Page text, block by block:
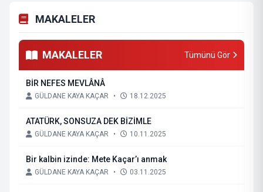
MAKALELER
MAKALELER Tümünü Gör
BİR NEFES MEVLÂNÂ
GÜLDANE KAYA KAÇAR • 18.12.2025
ATATÜRK, SONSUZA DEK BİZİMLE
GÜLDANE KAYA KAÇAR • 10.11.2025
Bir kalbin izinde: Mete Kaçar’ı anmak
GÜLDANE KAYA KAÇAR • 03.11.2025